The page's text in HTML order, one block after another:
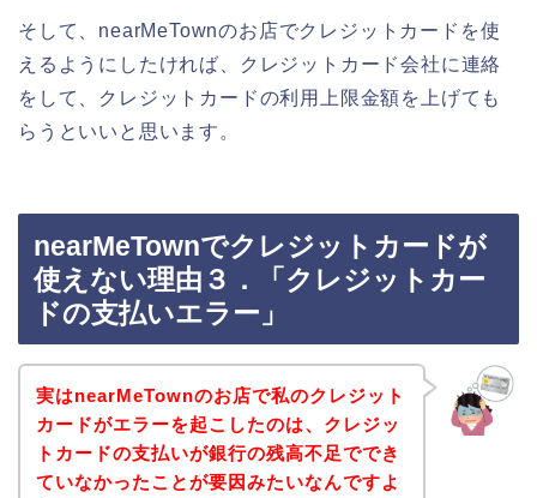
そして、nearMeTownのお店でクレジットカードを使
えるようにしたければ、クレジットカード会社に連絡
をして、クレジットカードの利用上限金額を上げても
らうといいと思います。
nearMeTownでクレジットカードが
使えない理由３．「クレジットカー
ドの支払いエラー」
実はnearMeTownのお店で私のクレジット
カードがエラーを起こしたのは、クレジッ
トカードの支払いが銀行の残高不足ででき
ていなかったことが要因みたいなんですよ